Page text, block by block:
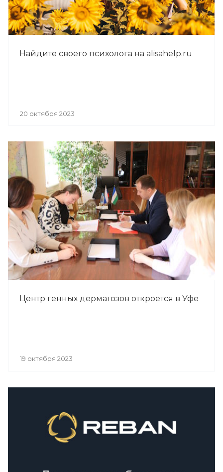
Найдите своего психолога на alisahelp.ru
20 октября 2023
Центр генных дерматозов откроется в Уфе
19 октября 2023